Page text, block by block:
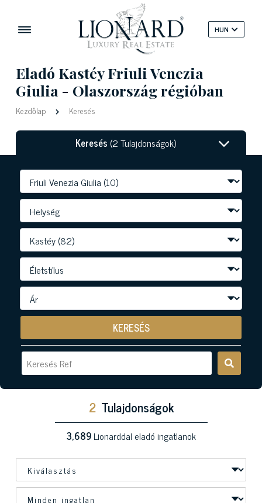
HUN
Eladó Kastéy Friuli Venezia
Giulia - Olaszország régióban
Kezdőlap Keresés
Keresés (2 Tulajdonságok)
KERESÉS
2 Tulajdonságok
3,689Lionarddal eladó ingatlanok